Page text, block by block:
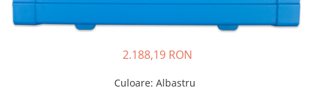
Incarcatoare acumulatori
Panouri fotovoltaice si accesorii
2.188,19 RON
Culoare: Albastru